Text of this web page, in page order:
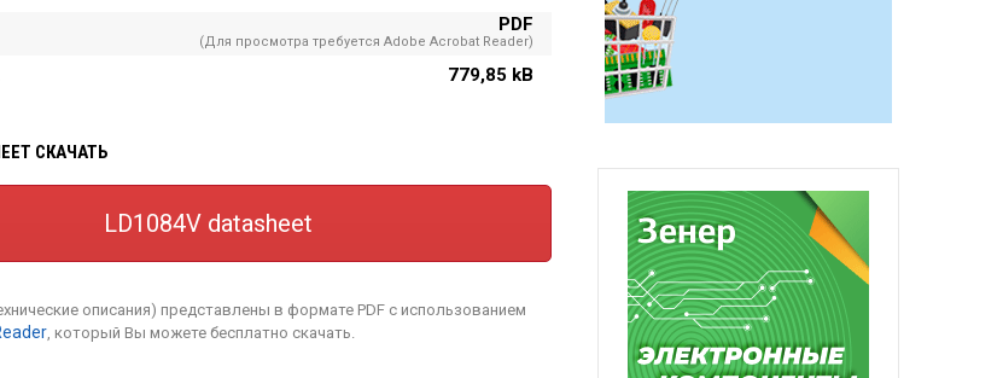
PDF
(Для просмотра требуется Adobe Acrobat Reader)
779,85 kB
СКАЧАТЬ
LD1084V datasheet
описания) представлены в формате PDF с использованием
, который Вы можете бесплатно скачать.